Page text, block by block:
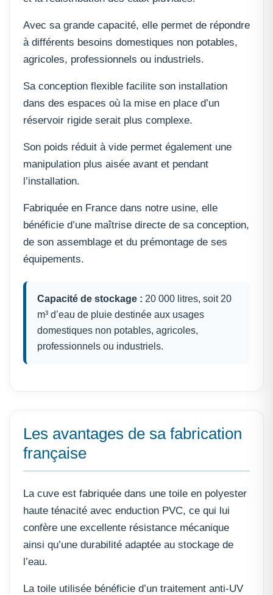
Avec sa grande capacité, elle permet de répondre
à différents besoins domestiques non potables,
agricoles, professionnels ou industriels.
Sa conception flexible facilite son installation
dans des espaces où la mise en place d’un
réservoir rigide serait plus complexe.
Son poids réduit à vide permet également une
manipulation plus aisée avant et pendant
l’installation.
Fabriquée en France dans notre usine, elle
bénéficie d’une maîtrise directe de sa conception,
de son assemblage et du prémontage de ses
équipements.
Capacité de stockage : 20 000 litres, soit 20
m³ d’eau de pluie destinée aux usages
domestiques non potables, agricoles,
professionnels ou industriels.
Les avantages de sa fabrication
française
La cuve est fabriquée dans une toile en polyester
haute ténacité avec enduction PVC, ce qui lui
confère une excellente résistance mécanique
ainsi qu’une durabilité adaptée au stockage de
l’eau.
La toile utilisée bénéficie d’un traitement anti-UV